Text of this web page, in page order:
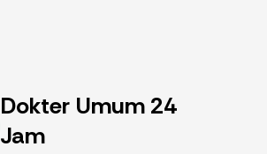
Dokter Umum 24
Jam